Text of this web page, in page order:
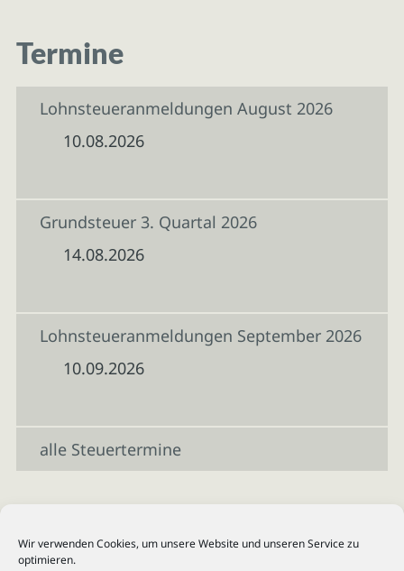
Wir verwenden Cookies, um unsere Website und unseren Service zu
optimieren.
Termine
Lohnsteueranmeldungen August 2026
10.08.2026
Grundsteuer 3. Quartal 2026
14.08.2026
Lohnsteueranmeldungen September 2026
10.09.2026
alle Steuertermine